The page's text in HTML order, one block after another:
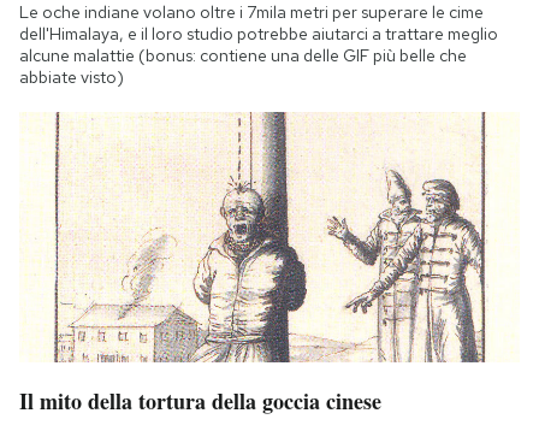
Le oche indiane volano oltre i 7mila metri per superare le cime
dell'Himalaya, e il loro studio potrebbe aiutarci a trattare meglio
alcune malattie (bonus: contiene una delle GIF più belle che
abbiate visto)
Il mito della tortura della goccia cinese